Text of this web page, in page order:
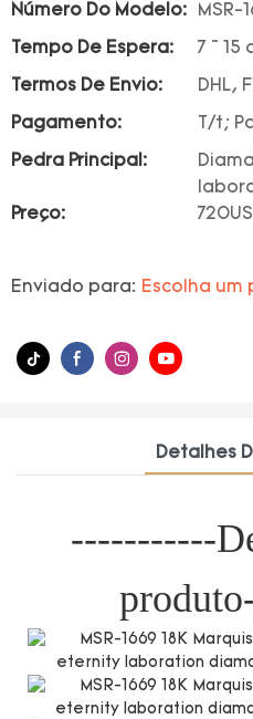
Número Do Modelo: MSR-
Tempo De Espera: 7 ~ 15
Termos De Envio: DHL,
Pagamento: T/t;
Pedra Principal:
Preço:
Enviado para: Escolha
Detalhes
-----------